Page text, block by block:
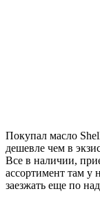
Покупал масло
дешевле чем в
Все в наличии,
ассортимент там у
заезжать еще по